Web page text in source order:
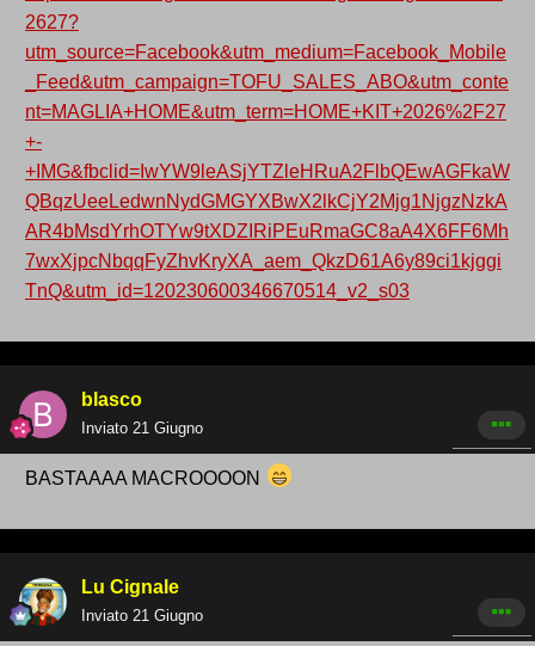
2627?
utm_source=Facebook&utm_medium=Facebook_Mobile
_Feed&utm_campaign=TOFU_SALES_ABO&utm_conte
nt=MAGLIA+HOME&utm_term=HOME+KIT+2026%2F27
+-
+IMG&fbclid=IwYW9leASjYTZleHRuA2FlbQEwAGFkaW
QBqzUeeLedwnNydGMGYXBwX2lkCjY2Mjg1NjgzNzkA
AR4bMsdYrhOTYw9tXDZIRiPEuRmaGC8aA4X6FF6Mh
7wxXjpcNbqqFyZhvKryXA_aem_QkzD61A6y89ci1kjggi
TnQ&utm_id=120230600346670514_v2_s03
blasco
Inviato 21 Giugno
BASTAAAA MACROOOON
Lu Cignale
Inviato 21 Giugno